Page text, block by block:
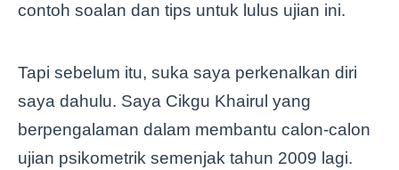
contoh soalan dan tips untuk lulus ujian ini.
Tapi sebelum itu, suka saya perkenalkan diri
saya dahulu. Saya Cikgu Khairul yang
berpengalaman dalam membantu calon-calon
ujian psikometrik semenjak tahun 2009 lagi.